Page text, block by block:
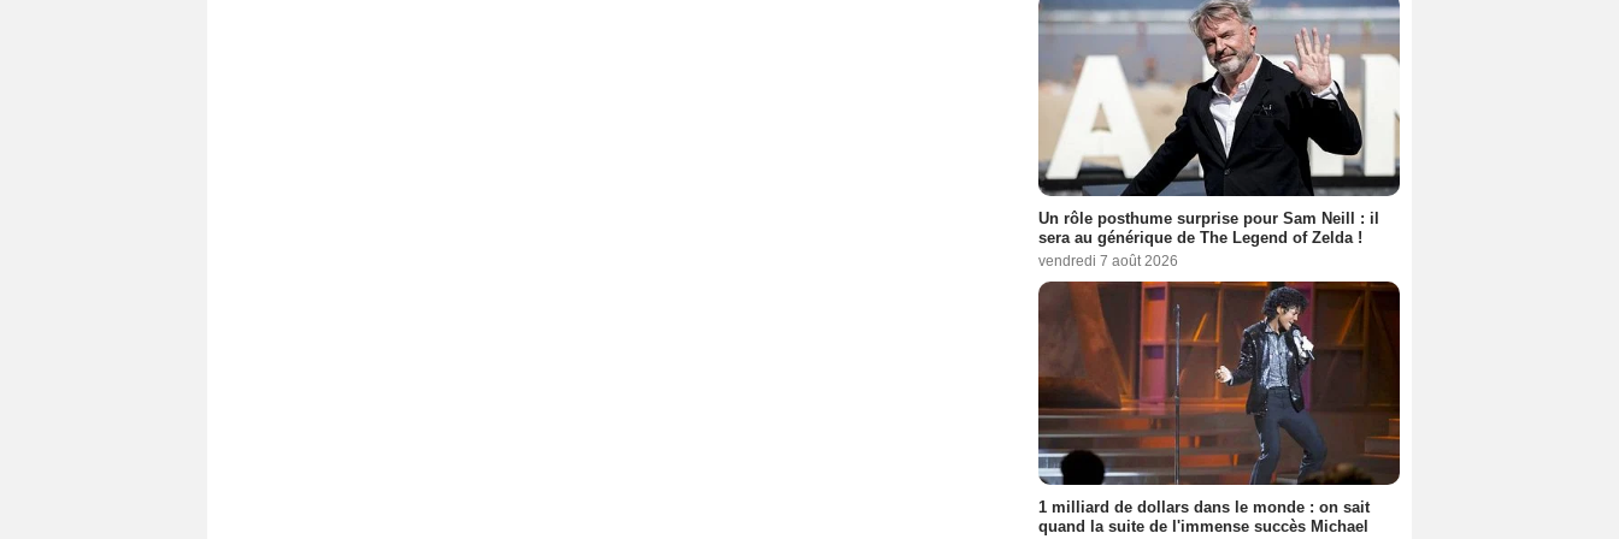
Un rôle posthume surprise pour Sam Neill : il
sera au générique de The Legend of Zelda !
vendredi 7 août 2026
1 milliard de dollars dans le monde : on sait
quand la suite de l'immense succès Michael